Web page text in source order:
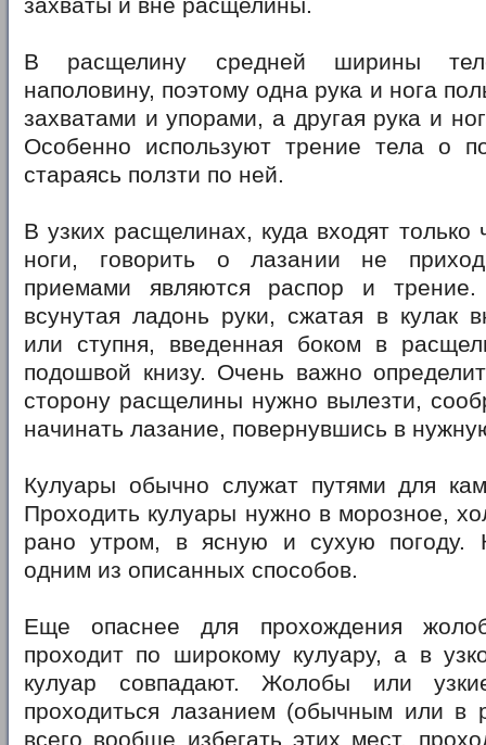
захваты и вне расщелины.
В расщелину средней ширины
наполовину, поэтому одна рука и нога
захватами и упорами, а другая рука и
Особенно используют трение тела о
стараясь ползти по ней.
В узких расщелинах, куда входят только
ноги, говорить о лазании не
приемами являются распор и трение.
всунутая ладонь руки, сжатая в кулак
или ступня, введенная боком в
подошвой книзу. Очень важно
сторону расщелины нужно вылезти,
начинать лазание, повернувшись в
Кулуары обычно служат путями для
Проходить кулуары нужно в морозное,
рано утром, в ясную и сухую погоду.
одним из описанных способов.
Еще опаснее для прохождения
проходит по широкому кулуару, а в
кулуар совпадают. Жолобы или
проходиться лазанием (обычным или в